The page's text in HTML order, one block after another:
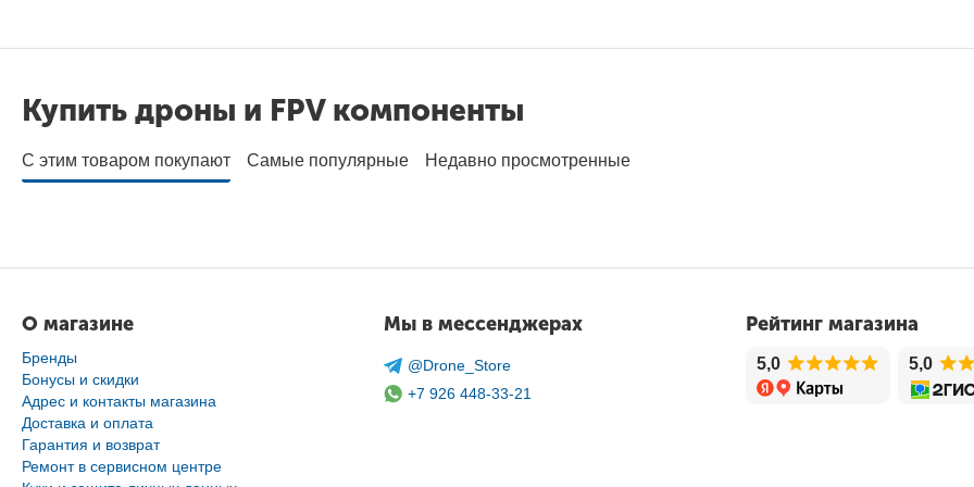
Купить дроны и FPV компоненты
С этим товаром покупают Самые популярные Недавно просмотренные
О магазине
Бренды
Бонусы и скидки
Адрес и контакты магазина
Доставка и оплата
Гарантия и возврат
Ремонт в сервисном центре
Мы в мессенджерах
@Drone_Store
+7 926 448-33-21
Рейтинг магазина
5,0 5,0